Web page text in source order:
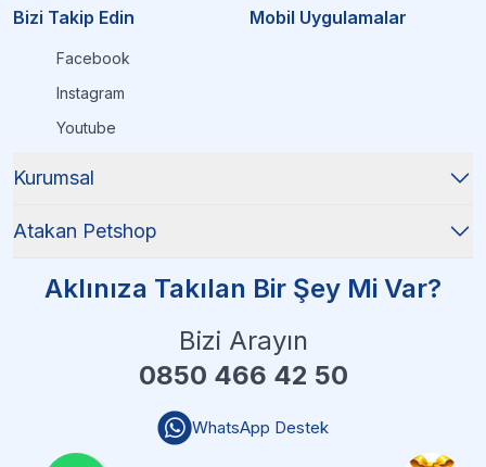
Bizi Takip Edin
Facebook
Instagram
Youtube
Mobil Uygulamalar
Kurumsal
Atakan Petshop
Aklınıza Takılan Bir Şey Mi Var?
Bizi Arayın
0850 466 42 50
WhatsApp Destek